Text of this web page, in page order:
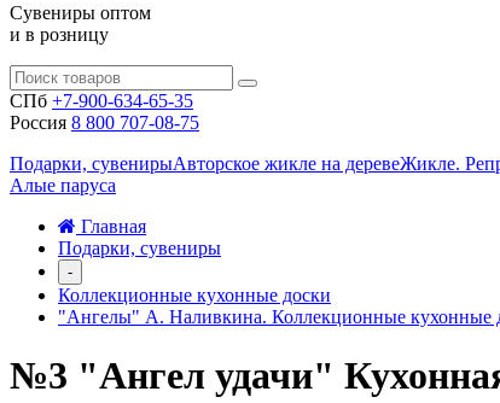
Сувениры оптом
и в розницу
СПб +7-900-634-65-35
Россия 8 800 707-08-75
Подарки, сувенирыАвторское жикле на деревеЖикле.
Алые паруса
Главная
Подарки, сувениры
-
Коллекционные кухонные доски
"Ангелы" А. Наливкина. Коллекционные кухонные
№3 "Ангел удачи"